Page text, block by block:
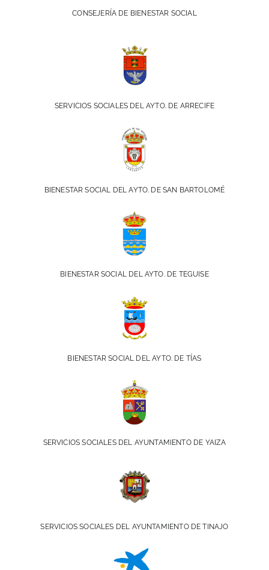
CONSEJERÍA DE BIENESTAR SOCIAL
SERVICIOS SOCIALES DEL AYTO. DE ARRECIFE
BIENESTAR SOCIAL DEL AYTO. DE SAN BARTOLOMÉ
BIENESTAR SOCIAL DEL AYTO. DE TEGUISE
BIENESTAR SOCIAL DEL AYTO. DE TÍAS
SERVICIOS SOCIALES DEL AYUNTAMIENTO DE YAIZA
SERVICIOS SOCIALES DEL AYUNTAMIENTO DE TINAJO